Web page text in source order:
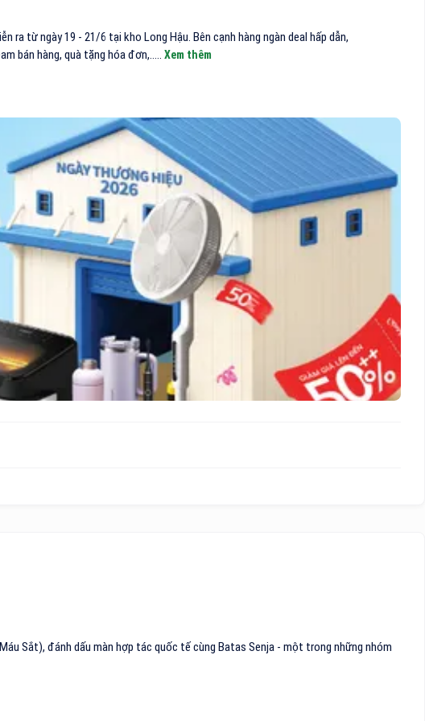
ra từ ngày 19 - 21/6 tại kho Long Hậu. Bên cạnh hàng ngàn deal hấp dẫn,
bán hàng, quà tặng hóa đơn,.....Xem thêm
Sắt), đánh dấu màn hợp tác quốc tế cùng Batas Senja - một trong những nhóm